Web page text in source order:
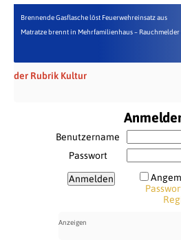
Brennende Gasflasche löst Feuerwehreinsatz aus
Matratze brennt in Mehrfamilienhaus –
der Rubrik Kultur
Benutzername
Passwort